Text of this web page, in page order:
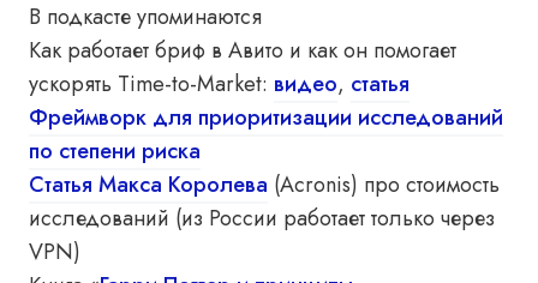
В подкасте упоминаются
Как работает бриф в Авито и как он помогает
ускорять Time-to-Market: видео, статья
Фреймворк для приоритизации исследований
по степени риска
Статья Макса Королева (Acronis) про стоимость
исследований (из России работает только через
VPN)